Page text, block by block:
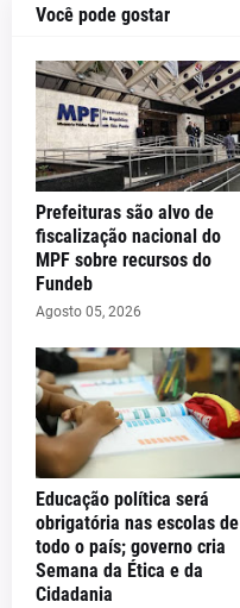
Você pode gostar
Prefeituras são alvo de
fiscalização nacional do
MPF sobre recursos do
Fundeb
Agosto 05, 2026
Educação política será
obrigatória nas escolas de
todo o país; governo cria
Semana da Ética e da
Cidadania